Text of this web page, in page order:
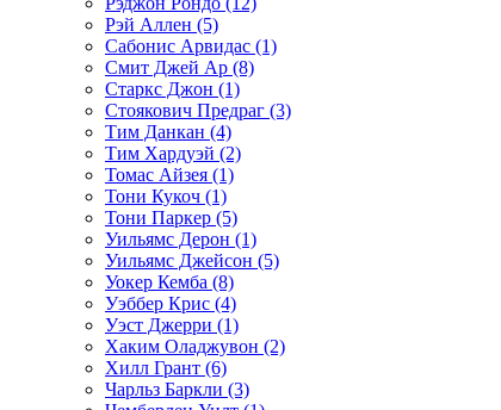
Рэй Аллен (5)
Сабонис Арвидас (1)
Смит Джей Ар (8)
Старкс Джон (1)
Стоякович Предраг (3)
Тим Данкан (4)
Тим Хардуэй (2)
Томас Айзея (1)
Тони Кукоч (1)
Тони Паркер (5)
Уильямс Дерон (1)
Уильямс Джейсон (5)
Уокер Кемба (8)
Уэббер Крис (4)
Уэст Джерри (1)
Хаким Оладжувон (2)
Хилл Грант (6)
Чарльз Баркли (3)